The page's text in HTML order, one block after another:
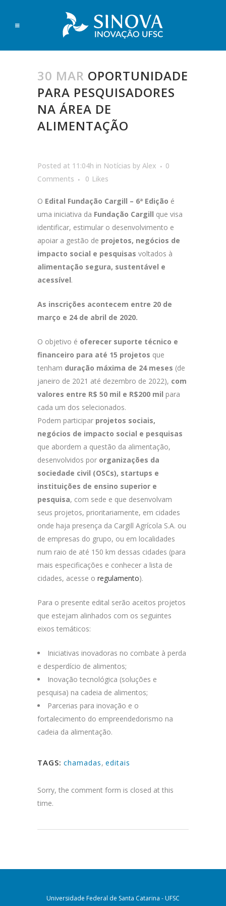
30 MAR OPORTUNIDADE
PARA PESQUISADORES
NA ÁREA DE
ALIMENTAÇÃO
Posted at 11:04h in Notícias by Alex
0
Comments
0 Likes
O Edital Fundação Cargill – 6ª Edição é
uma iniciativa da Fundação Cargill que visa
identificar, estimular o desenvolvimento e
apoiar a gestão de projetos, negócios de
impacto social e pesquisas voltados à
alimentação segura, sustentável e
acessível.
As inscrições acontecem entre 20 de
março e 24 de abril de 2020.
O objetivo é oferecer suporte técnico e
financeiro para até 15 projetos que
tenham duração máxima de 24 meses (de
janeiro de 2021 até dezembro de 2022), com
valores entre R$ 50 mil e R$200 mil para
cada um dos selecionados.
Podem participar projetos sociais,
negócios de impacto social e pesquisas
que abordem a questão da alimentação,
desenvolvidos por organizações da
sociedade civil (OSCs), startups e
instituições de ensino superior e
pesquisa, com sede e que desenvolvam
seus projetos, prioritariamente, em cidades
onde haja presença da Cargill Agrícola S.A. ou
de empresas do grupo, ou em localidades
num raio de até 150 km dessas cidades (para
mais especificações e conhecer a lista de
cidades, acesse o regulamento).
Para o presente edital serão aceitos projetos
que estejam alinhados com os seguintes
eixos temáticos:
Iniciativas inovadoras no combate à perda
e desperdício de alimentos;
Inovação tecnológica (soluções e
pesquisa) na cadeia de alimentos;
Parcerias para inovação e o
fortalecimento do empreendedorismo na
cadeia da alimentação.
TAGS: chamadas, editais
Sorry, the comment form is closed at this
time.
Universidade Federal de Santa Catarina - UFSC